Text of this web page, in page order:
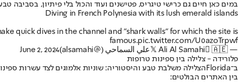
במים כאן חיים גם כרישי טיגריס, פטישנים ועוד והכול בלי פיתיון, בסביבה
Diving in French Polynesia with its lush emerald islands
quick dives in the channel and "shark walls" for which the site is
famous.pic.twitter.com/U0azoTrpwf
— 𝕏 Ali Al Samahi 🇦🇪علي السماحي (@alsamahi)
June 2, 2024
פלורידה - צלילה בין ספינות טרופות
ב־Florida הצלילה משלבת טבע והיסטוריה: שוניות אלמוגים לצד עשרות
בין האתרים הבולטים: